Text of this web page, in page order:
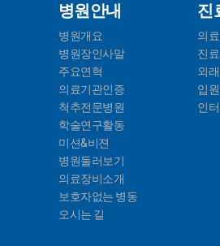
병원안내
병원개요
병원장인사말
주요연혁
의료기관인증
척추전문병원
학술연구활동
미션&비젼
병원둘러보기
의료장비소개
보호자없는 병동
오시는 길
진
의
진
외
입
인